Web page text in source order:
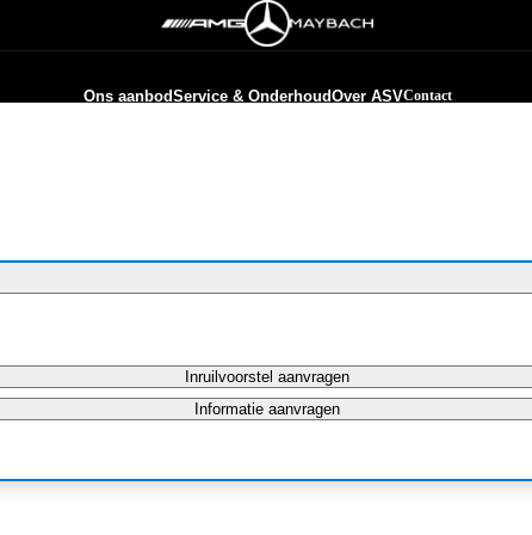
Ons aanbodService & OnderhoudOver ASVContact
Inruilvoorstel aanvragen
Informatie aanvragen